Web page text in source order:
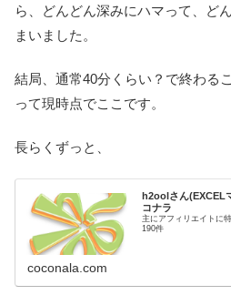
ら、どんどん深みにハマって、ど
まいました。
結局、通常40分くらい？で終わる
って現時点でここです。
長らくずっと、
h2oolさん(EXCEL
コナラ
主にアフィリエイトに
190件
coconala.com